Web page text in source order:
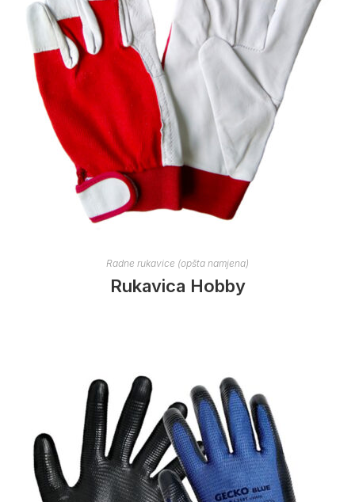
Radne rukavice (opšta namjena)
Rukavica Hobby